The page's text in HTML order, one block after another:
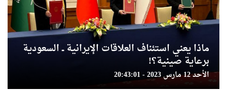
ماذا يعني استئناف العلاقات الإيرانية ــ السعودية
برعاية صينية؟!
الأحد 12 مارس 2023 - 20:43:01